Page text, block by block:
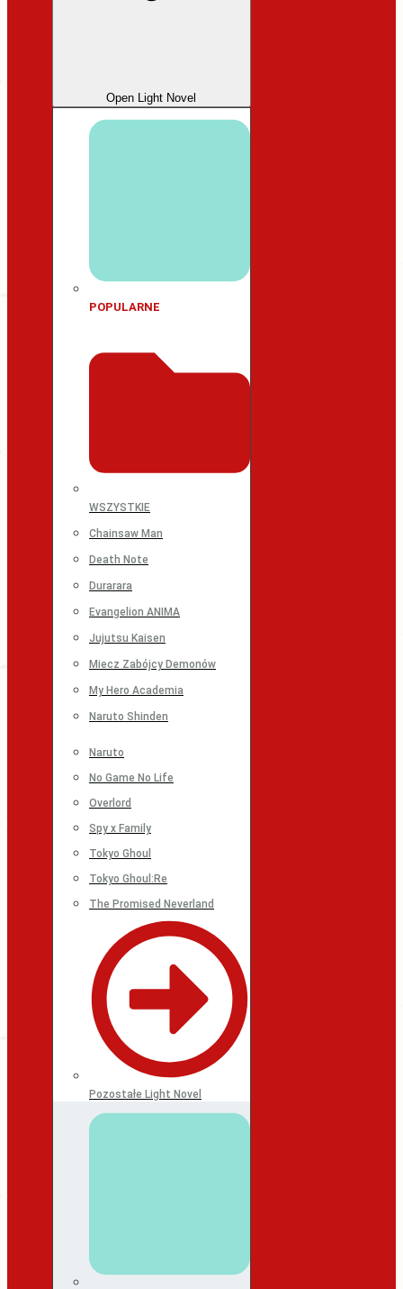
Open Light Novel
POPULARNE
WSZYSTKIE
Chainsaw Man
Death Note
Durarara
Evangelion ANIMA
Jujutsu Kaisen
Miecz Zabójcy Demonów
My Hero Academia
Naruto Shinden
Naruto
No Game No Life
Overlord
Spy x Family
Tokyo Ghoul
Tokyo Ghoul:Re
The Promised Neverland
Pozostałe Light Novel